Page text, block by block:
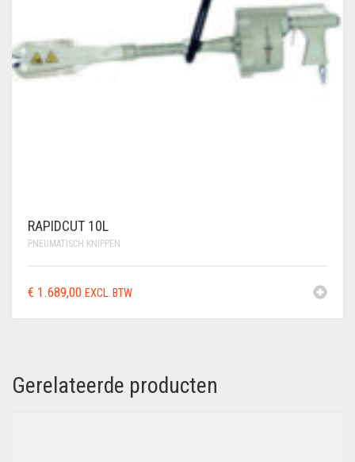
RAPIDCUT 10L
PNEUMATISCH KNIPPEN
€ 1.689,00 EXCL. BTW
Gerelateerde producten